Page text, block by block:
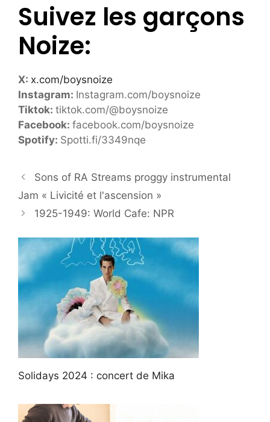
Suivez les garçons
Noize:
X: x.com/boysnoize
Instagram: Instagram.com/boysnoize
Tiktok: tiktok.com/@boysnoize
Facebook: facebook.com/boysnoize
Spotify: Spotti.fi/3349nqe
Sons of RA Streams proggy instrumental
Jam « Livicité et l'ascension »
1925-1949: World Cafe: NPR
Solidays 2024 : concert de Mika